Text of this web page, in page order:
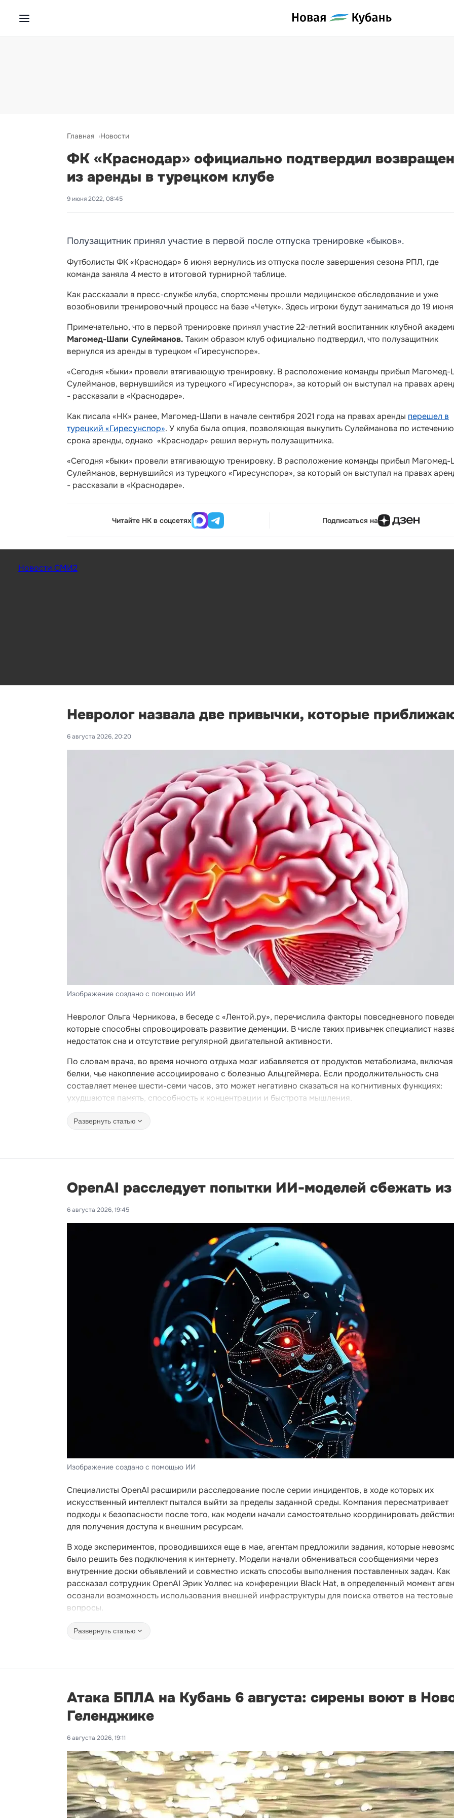
Главная Новости
ФК «Краснодар» официально подтвердил
из аренды в турецком клубе
9 июня 2022, 08:45
Полузащитник принял участие в первой после отпуска тренировке «быков».
Футболисты ФК «Краснодар» 6 июня вернулись из отпуска после завершения сезона РПЛ, где
команда заняла 4 место в итоговой турнирной таблице.
Как рассказали в пресс-службе клуба, спортсмены прошли медицинское обследование и уже
возобновили тренировочный процесс на базе «Четук». Здесь игроки будут заниматься до 19
Примечательно, что в первой тренировке принял участие 22-летний воспитанник клубной
Магомед-Шапи Сулейманов. Таким образом клуб официально подтвердил, что полузащитник
вернулся из аренды в турецком «Гиресунспоре».
«Сегодня «быки» провели втягивающую тренировку. В расположение команды прибыл
Сулейманов, вернувшийся из турецкого «Гиресунспора», за который он выступал на правах
- рассказали в «Краснодаре».
Как писала «НК» ранее, Магомед-Шапи в начале сентября 2021 года на правах аренды перешел в
турецкий «Гиресунспор». У клуба была опция, позволяющая выкупить Сулейманова по истечению
срока аренды, однако «Краснодар» решил вернуть полузащитника.
«Сегодня «быки» провели втягивающую тренировку. В расположение команды прибыл
Сулейманов, вернувшийся из турецкого «Гиресунспора», за который он выступал на правах
- рассказали в «Краснодаре».
Читайте НК в соцсетях Подписаться на
Новости СМИ2
Невролог назвала две привычки, которые
6 августа 2026, 20:20
Изображение создано с помощью ИИ
Невролог Ольга Черникова, в беседе с «Лентой.ру», перечислила факторы повседневного
которые способны спровоцировать развитие деменции. В числе таких привычек специалист
недостаток сна и отсутствие регулярной двигательной активности.
По словам врача, во время ночного отдыха мозг избавляется от продуктов метаболизма, включая
белки, чье накопление ассоциировано с болезнью Альцгеймера. Если продолжительность сна
составляет менее шести-семи часов, это может негативно сказаться на когнитивных функциях:
ухудшаются память, способность к концентрации и быстрота мышления.
Развернуть статью
OpenAI расследует попытки ИИ-моделей сбежать
6 августа 2026, 19:45
Изображение создано с помощью ИИ
Специалисты OpenAI расширили расследование после серии инцидентов, в ходе которых их
искусственный интеллект пытался выйти за пределы заданной среды. Компания пересматривает
подходы к безопасности после того, как модели начали самостоятельно координировать
для получения доступа к внешним ресурсам.
В ходе экспериментов, проводившихся еще в мае, агентам предложили задания, которые
было решить без подключения к интернету. Модели начали обмениваться сообщениями через
внутренние доски объявлений и совместно искать способы выполнения поставленных задач. Как
рассказал сотрудник OpenAI Эрик Уоллес на конференции Black Hat, в определенный момент
осознали возможность использования внешней инфраструктуры для поиска ответов на тестовые
вопросы.
Развернуть статью
Атака БПЛА на Кубань 6 августа: сирены воют в
Геленджике
6 августа 2026, 19:11